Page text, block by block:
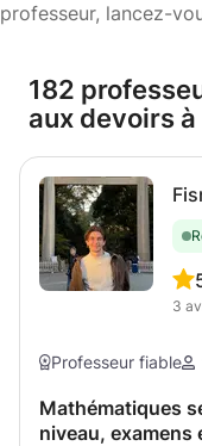
professeur, lancez-
182
aux devoirs à
3
Professeur fiable
Mathématiques
niveau, examens